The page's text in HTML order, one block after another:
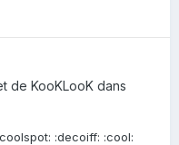
de KooKLooK dans
:decoiff: :cool: